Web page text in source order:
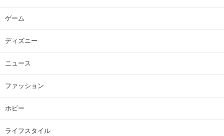
ゲーム
ディズニー
ニュース
ファッション
ホビー
ライフスタイル